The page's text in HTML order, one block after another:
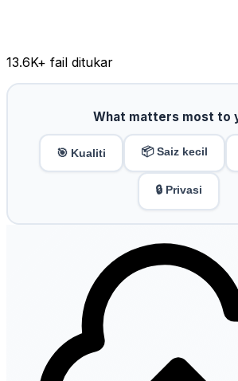
13.6K+ fail ditukar
What matters most to
🎯 Kualiti 📦 Saiz kecil
🔒 Privasi